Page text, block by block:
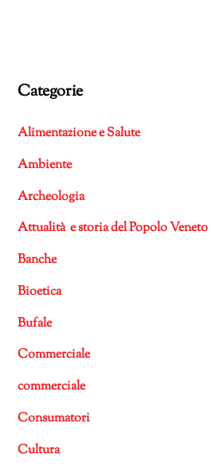
Categorie
Alimentazione e Salute
Ambiente
Archeologia
Attualità e storia del Popolo Veneto
Banche
Bioetica
Bufale
Commerciale
commerciale
Consumatori
Cultura